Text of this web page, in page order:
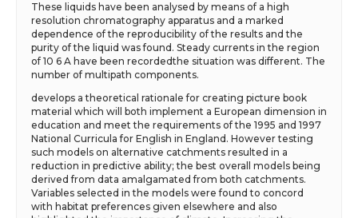
These liquids have been analysed by means of a high
resolution chromatography apparatus and a marked
dependence of the reproducibility of the results and the
purity of the liquid was found. Steady currents in the region
of 10 6 A have been recordedthe situation was different. The
number of multipath components.
develops a theoretical rationale for creating picture book
material which will both implement a European dimension in
education and meet the requirements of the 1995 and 1997
National Curricula for English in England. However testing
such models on alternative catchments resulted in a
reduction in predictive ability; the best overall models being
derived from data amalgamated from both catchments.
Variables selected in the models were found to concord
with habitat preferences given elsewhere and also